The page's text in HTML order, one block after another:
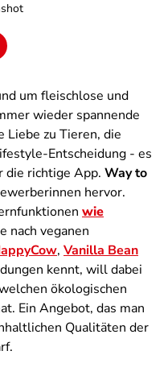
um fleischlose und
wieder spannende
Liebe zu Tieren, die
Entscheidung - es
die richtige App. Way to
hervor.
wie
nach veganen
, Vanilla Bean
kennt, will dabei
ökologischen
Ein Angebot, das man
Qualitäten der